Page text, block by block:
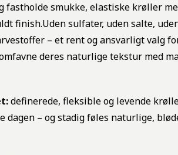
fastholde smukke, elastiske krøller
finish.Uden sulfater, uden salte,
– et rent og ansvarligt valg
deres naturlige tekstur med
definerede, fleksible og levende
dagen – og stadig føles naturlige,